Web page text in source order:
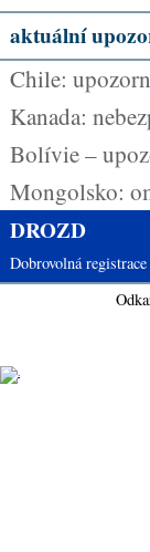
aktuální
Chile:
Kanada:
Bolívie –
Mongolsko:
DROZD
Dobrovolná